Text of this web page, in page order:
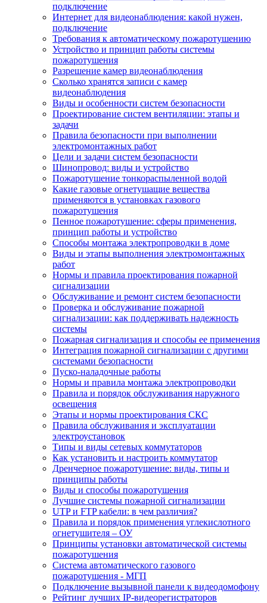
подключение
Интернет для видеонаблюдения: какой нужен,
подключение
Требования к автоматическому пожаротушению
Устройство и принцип работы системы
пожаротушения
Разрешение камер видеонаблюдения
Сколько хранятся записи с камер
видеонаблюдения
Виды и особенности систем безопасности
Проектирование систем вентиляции: этапы и
задачи
Правила безопасности при выполнении
электромонтажных работ
Цели и задачи систем безопасности
Шинопровод: виды и устройство
Пожаротушение тонкораспыленной водой
Какие газовые огнетушащие вещества
применяются в установках газового
пожаротушения
Пенное пожаротушение: сферы применения,
принцип работы и устройство
Способы монтажа электропроводки в доме
Виды и этапы выполнения электромонтажных
работ
Нормы и правила проектирования пожарной
сигнализации
Обслуживание и ремонт систем безопасности
Проверка и обслуживание пожарной
сигнализации: как поддерживать надежность
системы
Пожарная сигнализация и способы ее применения
Интеграция пожарной сигнализации с другими
системами безопасности
Пуско-наладочные работы
Нормы и правила монтажа электропроводки
Правила и порядок обслуживания наружного
освещения
Этапы и нормы проектирования СКС
Правила обслуживания и эксплуатации
электроустановок
Типы и виды сетевых коммутаторов
Как установить и настроить коммутатор
Дренчерное пожаротушение: виды, типы и
принципы работы
Виды и способы пожаротушения
Лучшие системы пожарной сигнализации
UTP и FTP кабели: в чем различия?
Правила и порядок применения углекислотного
огнетушителя – ОУ
Принципы установки автоматической системы
пожаротушения
Система автоматического газового
пожаротушения - МГП
Подключение вызывной панели к видеодомофону
Рейтинг лучших IP-видеорегистраторов